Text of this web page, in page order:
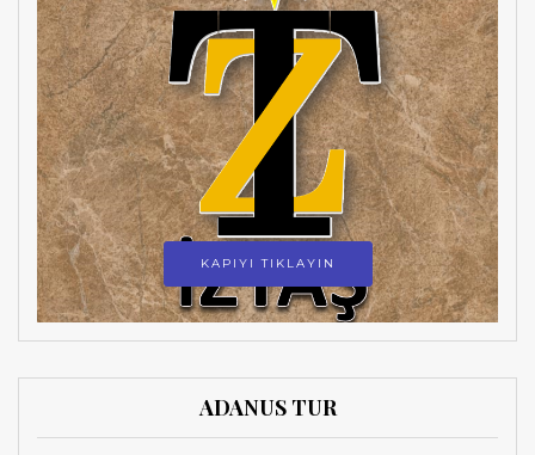
KAPIYI TIKLAYIN
ADANUS TUR